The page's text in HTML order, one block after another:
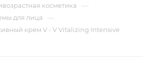
косметика —
для лица —
крем V - V Vitalizing Intensive